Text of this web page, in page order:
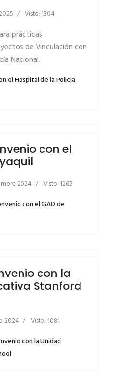
Visto: 1304
prácticas
de Vinculación con
Nacional.
el Hospital de la Policia
con el
2024 Visto: 1265
con el GAD de
con la
Stanford
2024 Visto: 1081
con la Unidad